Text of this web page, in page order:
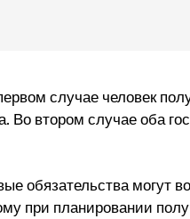
случае человек
Во втором случае оба
обязательства могут
при планировании